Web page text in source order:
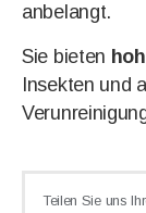
anbelangt.
Sie bieten
Insekten und
Teilen Sie uns